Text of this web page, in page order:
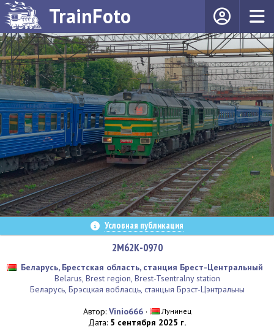
TrainFoto
Условная публикация
2М62К-0970
Беларусь, Брестская область, станция Брест-Центральный
Belarus, Brest region, Brest-Tsentralny station
Беларусь, Брэсцкая вобласць, станцыя Брэст-Цэнтральны
Автор: Vinio666· Лунинец
Дата: 5 сентября 2025 г.